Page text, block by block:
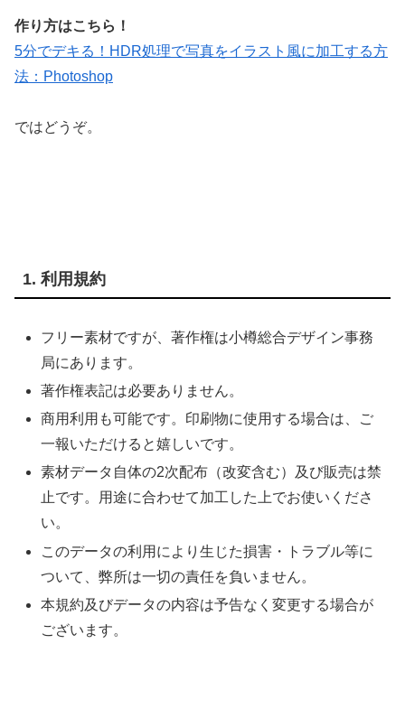
作り方はこちら！
5分でデキる！HDR処理で写真をイラスト風に加工する方
法：Photoshop
ではどうぞ。
1. 利用規約
フリー素材ですが、著作権は小樽総合デザイン事務
局にあります。
著作権表記は必要ありません。
商用利用も可能です。印刷物に使用する場合は、ご
一報いただけると嬉しいです。
素材データ自体の2次配布（改変含む）及び販売は禁
止です。用途に合わせて加工した上でお使いくださ
い。
このデータの利用により生じた損害・トラブル等に
ついて、弊所は一切の責任を負いません。
本規約及びデータの内容は予告なく変更する場合が
ございます。